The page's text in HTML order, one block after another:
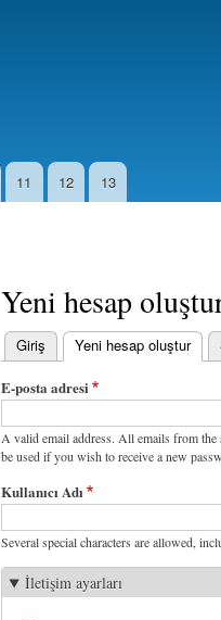
11 12 13
Yeni hesap
Birincil
sekmeler
Giriş Yeni hesap oluştur
E-posta adresi
A valid email address. All emails from
be used if you wish to receive a new
Kullanıcı Adı
Several special characters are allowed,
İletişim ayarları